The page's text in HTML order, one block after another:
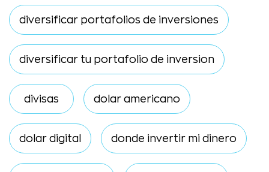
diversificar portafolios de inversiones
diversificar tu portafolio de inversion
divisas dolar americano
dolar digital donde invertir mi dinero